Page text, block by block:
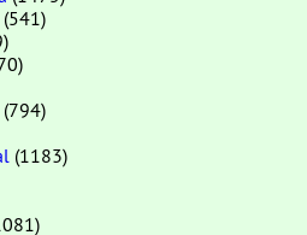
(541)
(794)
(1183)